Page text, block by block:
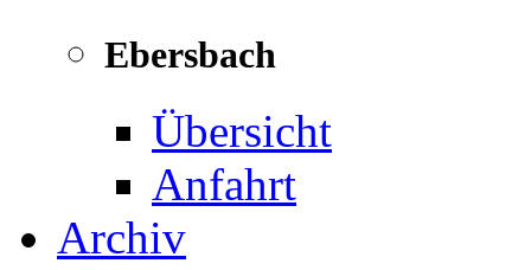
Ebersbach
Übersicht
Anfahrt
Archiv